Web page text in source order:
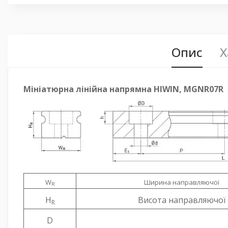
Опис
Мініатюрна лінійна напрямна HIWIN,
WR Ширина направляючої
HR Висота направляючої
D